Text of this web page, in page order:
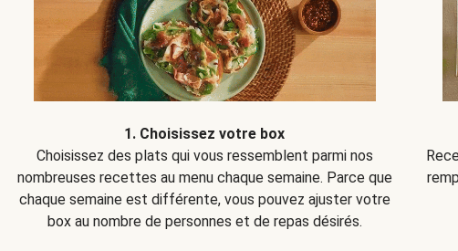
1. Choisissez votre box
Choisissez des plats qui vous ressemblent parmi nos
nombreuses recettes au menu chaque semaine. Parce que
chaque semaine est différente, vous pouvez ajuster votre
box au nombre de personnes et de repas désirés.